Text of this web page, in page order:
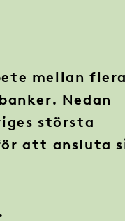
mellan flera
Nedan
största
att ansluta